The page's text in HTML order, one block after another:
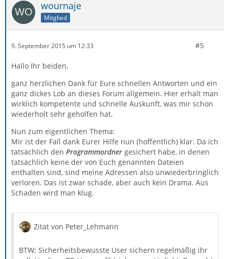
wournaje
Mitglied
9. September 2015 um 12:33 #5
Hallo Ihr beiden,
ganz herzlichen Dank für Eure schnellen Antworten und ein
ganz dickes Lob an dieses Forum allgemein. Hier erhält man
wirklich kompetente und schnelle Auskunft, was mir schon
wiederholt sehr geholfen hat.
Nun zum eigentlichen Thema:
Mir ist der Fall dank Eurer Hilfe nun (hoffentlich) klar. Da ich
tatsächlich den Programmordner gesichert habe, in denen
tatsächlich keine der von Euch genannten Dateien
enthalten sind, sind meine Adressen also unwiederbringlich
verloren. Das ist zwar schade, aber auch kein Drama. Aus
Schaden wird man klug.
Zitat von Peter_Lehmann
BTW: Sicherheitsbewusste User sichern regelmäßig ihr